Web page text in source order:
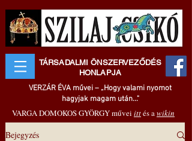
TÁRSADALMI ÖNSZERVEZŐDÉS
HONLAPJA
VERZÁR ÉVA művei – „Hogy valami nyomot
hagyjak magam után..."
VARGA DOMOKOS GYÖRGY művei ittés awikin
Bejegyzés